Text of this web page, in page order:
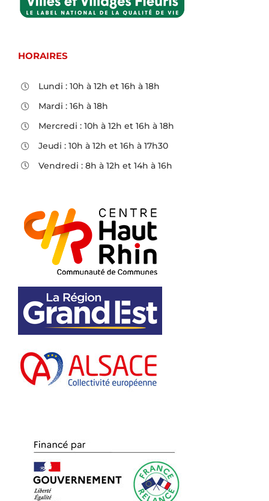
HORAIRES
Lundi : 10h à 12h et 16h à 18h
Mardi : 16h à 18h
Mercredi : 10h à 12h et 16h à 18h
Jeudi : 10h à 12h et 16h à 17h30
Vendredi : 8h à 12h et 14h à 16h